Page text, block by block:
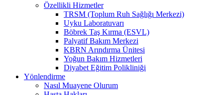
Özellikli Hizmetler
TRSM (Toplum Ruh Sağlığı Merkezi)
Uyku Laboratuvarı
Böbrek Taş Kırma (ESVL)
Palyatif Bakım Merkezi
KBRN Arındırma Ünitesi
Yoğun Bakım Hizmetleri
Diyabet Eğitim Polikliniği
Yönlendirme
Nasıl Muayene Olurum